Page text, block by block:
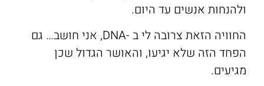
ולהנחות אנשים עד היום.
החוויה הזאת צרובה לי ב -DNA, אני חושב… גם
הפחד הזה שלא יגיעו, והאושר הגדול שכן
מגיעים.